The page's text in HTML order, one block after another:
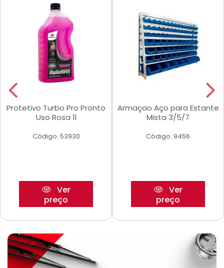
Protetivo Turbo Pro Pronto
Uso Rosa 1l
Código: 53930
Ver
preço
Armaçao Aço para Estante
Mista 3/5/7
Código: 9456
Ver
preço